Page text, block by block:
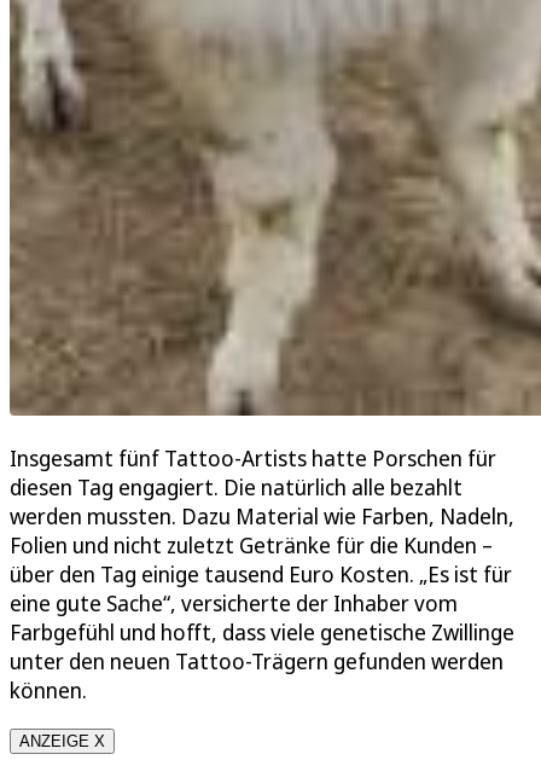
Insgesamt fünf Tattoo-Artists hatte Porschen für
diesen Tag engagiert. Die natürlich alle bezahlt
werden mussten. Dazu Material wie Farben, Nadeln,
Folien und nicht zuletzt Getränke für die Kunden –
über den Tag einige tausend Euro Kosten. „Es ist für
eine gute Sache“, versicherte der Inhaber vom
Farbgefühl und hofft, dass viele genetische Zwillinge
unter den neuen Tattoo-Trägern gefunden werden
können.
ANZEIGE X